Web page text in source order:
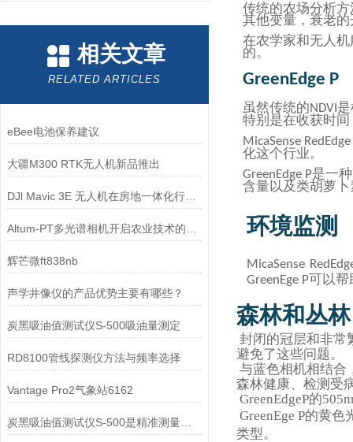
相关文章
RELATED ARTICLES
eBee电池保养建议
大疆M300 RTK无人机新品推出
DJl Mavic 3E 无人机在房地一体化行业中的应用
辉芒微ft838nb
声学井像仪的产品优势主要有哪些？
炭黑吸油值测试仪S-500吸油量测定
RD8100管线探测仪方法与频率选择
Vantage Pro2气象站6162
炭黑吸油值测试仪S-500是精准测量炭黑吸油值的得力助手
传统的农场分析
其他变量，衰老
在农学家和无人
的。
GreenEdge P
虽然传统的NDVI
特别是在收获时
MicaSense RedEdge
化这个行业。
GreenEdge P是一
含量以及类胡萝
环境监测
MicaSense
GreenEge P可以帮
森林和丛林
封闭的冠层和非常
避免了这些问题。
与蓝色相机相结合
森林健康、检测受
GreenEdgeP的
GreenEge P的黄
类型。